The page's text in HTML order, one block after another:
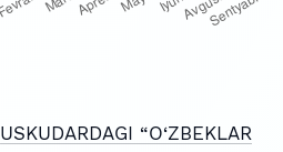
USKUDARDAGI “O‘ZBEKLAR